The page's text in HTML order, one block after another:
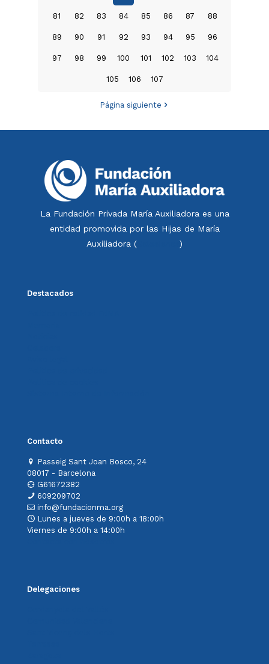
81 82 83 84 85 86 87 88
89 90 91 92 93 94 95 96
97 98 99 100 101 102 103 104
105 106 107
Página siguiente
La Fundación Privada María Auxiliadora es una
entidad promovida por las Hijas de María
Auxiliadora (
)
Destacados
Contacto
Passeig Sant Joan Bosco, 24
08017 - Barcelona
G61672382
609209702
info@fundacionma.org
Lunes a jueves de 9:00h a 18:00h
Viernes de 9:00h a 14:00h
Delegaciones